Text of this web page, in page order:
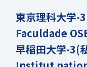
東京理科大学-
Faculdade
早稲田大学-3(